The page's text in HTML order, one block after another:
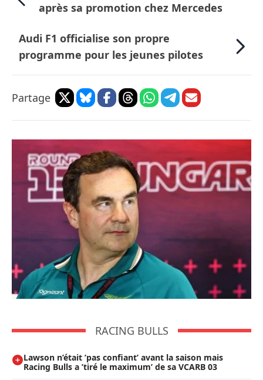
après sa promotion chez Mercedes
Audi F1 officialise son propre
programme pour les jeunes pilotes
Partage
RACING BULLS
Lawson n’était ’pas confiant’ avant la saison mais
Racing Bulls a ’tiré le maximum’ de sa VCARB 03